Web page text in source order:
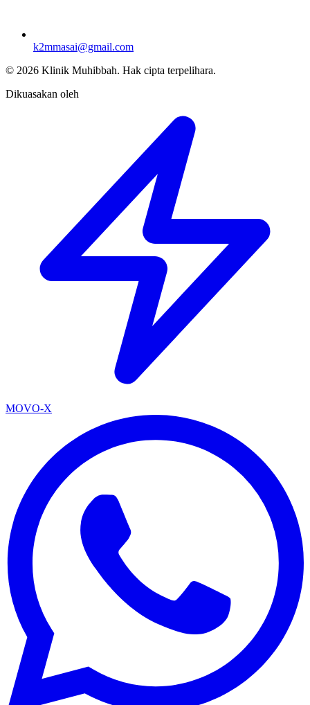
k2mmasai@gmail.com
© 2026 Klinik Muhibbah. Hak cipta terpelihara.
Dikuasakan oleh
MOVO-X